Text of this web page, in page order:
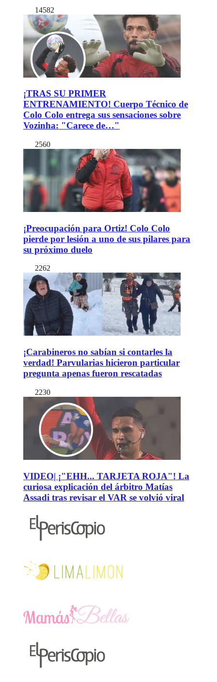
14582
¡TRAS SU PRIMER
ENTRENAMIENTO! Cuerpo Técnico de
Colo Colo entrega sus sensaciones sobre
Vozinha: "Carece de…"
2560
¡Preocupación para Ortiz! Colo Colo
pierde por lesión a uno de sus pilares para
su próximo duelo
2262
¡Carabineros no sabían si contarles la
verdad! Parvularias hicieron particular
pregunta apenas fueron rescatadas
2230
VIDEO| ¡"EHH... TARJETA ROJA"! La
curiosa explicación del árbitro Matías
Assadi tras revisar el VAR se volvió viral